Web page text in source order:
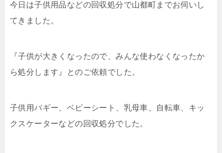
今日は子供用品などの回収処分で山都町までお伺いし
てきました。
『子供が大きくなったので、みんな使わなくなったか
ら処分します』とのご依頼でした。
子供用バギー、ベビーシート、乳母車、自転車、キッ
クスケーターなどの回収処分でした。